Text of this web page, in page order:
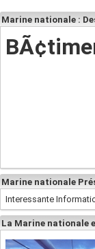
Marine nationale :
Marine nationale
Interessante
La Marine nationale